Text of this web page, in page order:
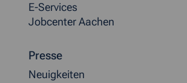
E-Services
Jobcenter Aachen
Presse
Neuigkeiten